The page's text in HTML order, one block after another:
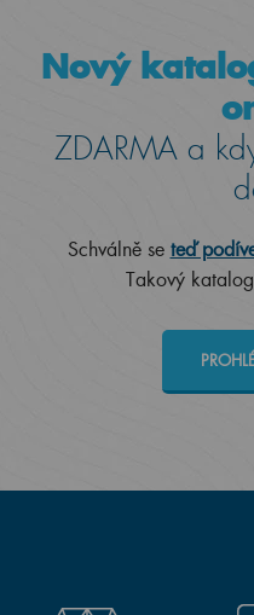
Nový
ZDARMA a
Schválně se teď
Takový